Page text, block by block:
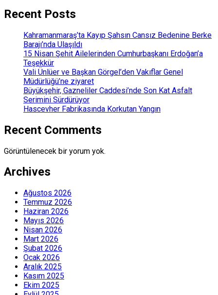
Recent Posts
Kahramanmaraş’ta Kayıp Şahsın Cansız Bedenine Berke
Barajı’nda Ulaşıldı
15 Nisan Şehit Ailelerinden Cumhurbaşkanı Erdoğan’a
Teşekkür
Vali Ünlüer ve Başkan Görgel’den Vakıflar Genel
Müdürlüğü’ne ziyaret
Büyükşehir, Gazneliler Caddesi’nde Son Kat Asfalt
Serimini Sürdürüyor
Hascevher Fabrikasında Korkutan Yangın
Recent Comments
Görüntülenecek bir yorum yok.
Archives
Ağustos 2026
Temmuz 2026
Haziran 2026
Mayıs 2026
Nisan 2026
Mart 2026
Şubat 2026
Ocak 2026
Aralık 2025
Kasım 2025
Ekim 2025